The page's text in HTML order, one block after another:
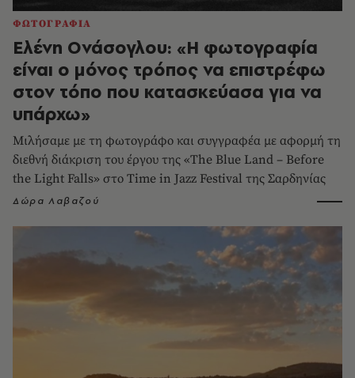
ΦΩΤΟΓΡΑΦΙΑ
Ελένη Ονάσογλου: «Η φωτογραφία
είναι ο μόνος τρόπος να επιστρέφω
στον τόπο που κατασκεύασα για να
υπάρχω»
Μιλήσαμε με τη φωτογράφο και συγγραφέα με αφορμή τη
διεθνή διάκριση του έργου της «The Blue Land – Before
the Light Falls» στο Time in Jazz Festival της Σαρδηνίας
Δώρα Λαβαζού